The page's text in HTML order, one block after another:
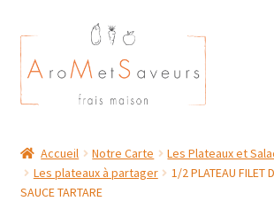
Aller
à
la
navigation
Aller
au
contenu
Plat du Jour/ Menu Week end
Accueil Notre Carte Les Plateaux et
Les plateaux à partager
1/2 PLATEAU FILET
SAUCE TARTARE